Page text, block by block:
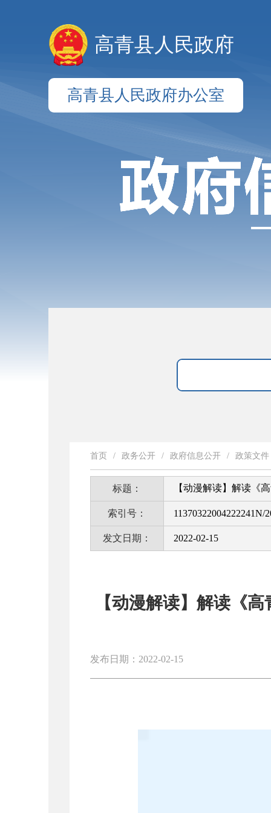
高青县人民政府
高青县人民政府办公室
首页 / 政务公开 / 政府信息公开 / 政策文件
标题： 【动漫解读】解读《
索引号： 11370322004222241N/
发文日期： 2022-02-15
【动漫解读】解读《
发布日期：2022-02-15